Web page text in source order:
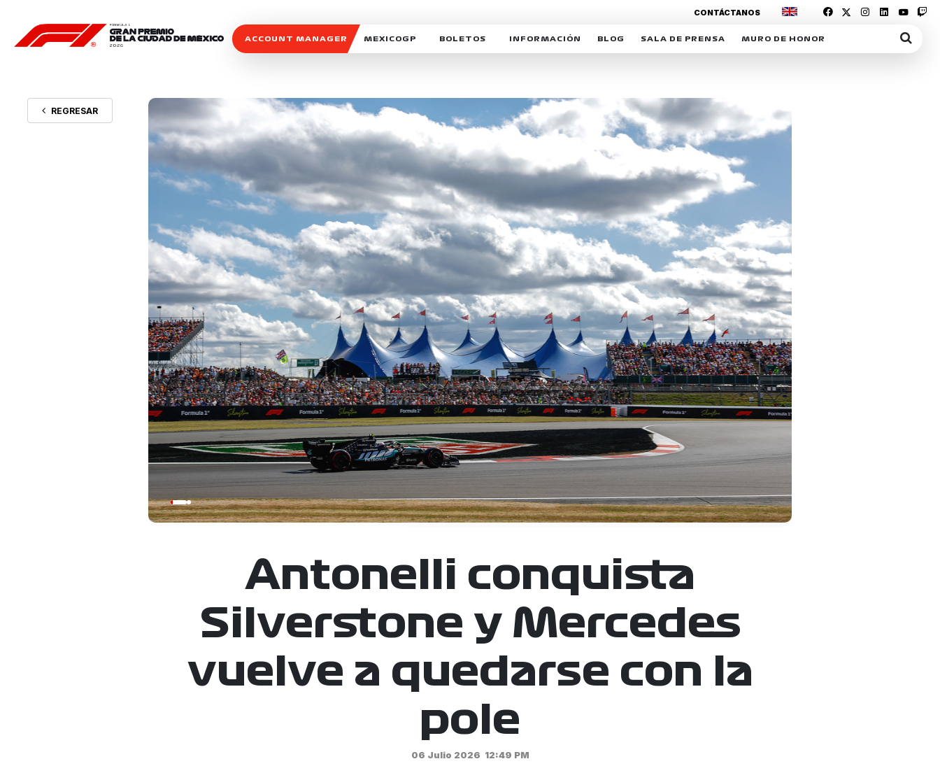
ACCOUNT MANAGER MEXICOGP
SOSTENIBILIDAD
CELEBRA CON NOSOTROS
BOLETOS INFORMACIÓN
DERECHO DE PRIMERA OPCIÓN
REFORESTEMOS JUNTOS
MOTORSPORT ACADEMY
EXPOSICIÓN FOTOGRÁFICA
CAMPEONATO
PATROCINADORES
LEGALES TICKETMASTER
BLOG
MEXICOGP
INTERACTIVOS
SALA DE PRENSA
ACREDITACIONES
MURO DE HONOR
CONTÁCTANOS
REGRESAR
Antonelli conquista
Silverstone y Mercedes
vuelve a quedarse con la
pole
06 Julio 2026 12:49 PM